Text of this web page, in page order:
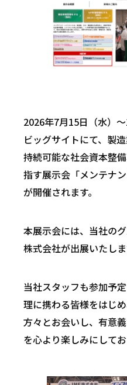
CONTACT
2026年7月15日（水）
ビッグサイトにて、製
持続可能な社会資本整
指す展示会「メンテナ
が開催されます。
本展示会には、当社の
株式会社が出展いたしま
当社スタッフも参加予
理に携わる皆様をはじ
方々とお会いし、有意
を心より楽しみにしてお